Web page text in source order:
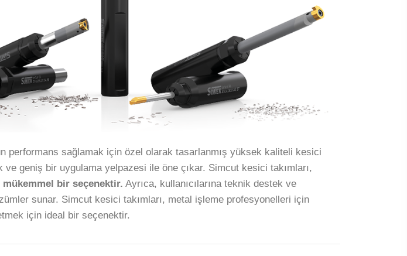
performans sağlamak için özel olarak tasarlanmış yüksek kaliteli kesici
ve geniş bir uygulama yelpazesi ile öne çıkar. Simcut kesici takımları,
bir seçenektir. Ayrıca, kullanıcılarına teknik destek ve
sunar. Simcut kesici takımları, metal işleme profesyonelleri için
için ideal bir seçenektir.